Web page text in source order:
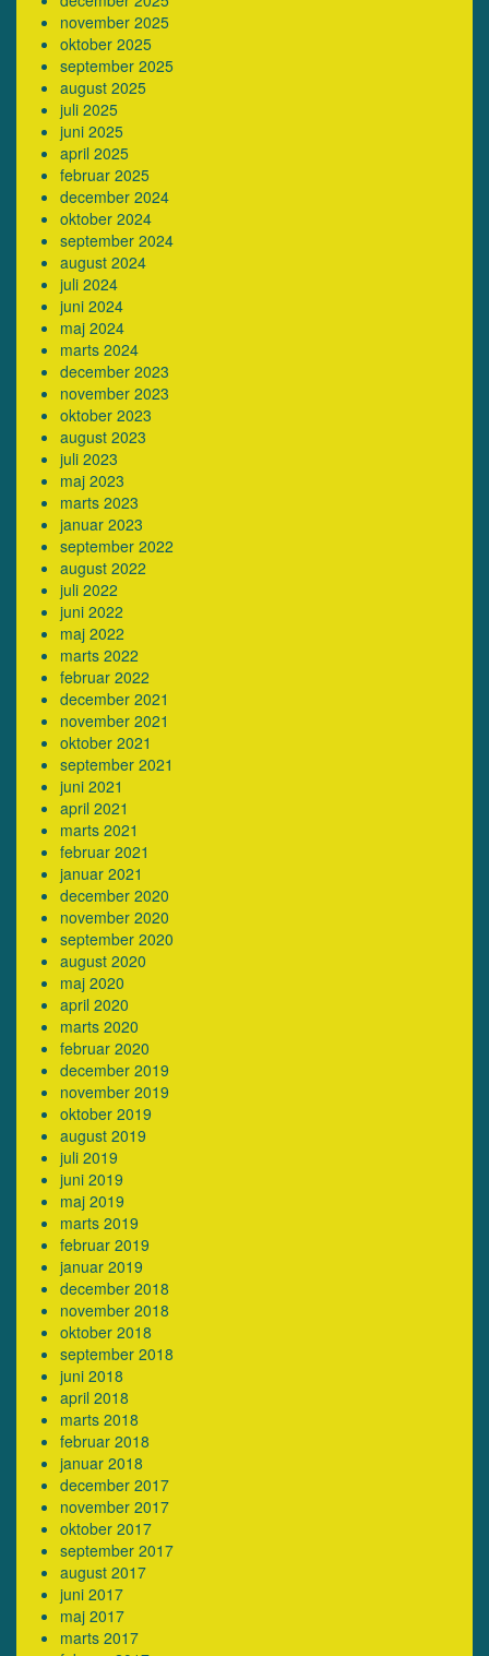
november 2025
oktober 2025
september 2025
august 2025
juli 2025
juni 2025
april 2025
februar 2025
december 2024
oktober 2024
september 2024
august 2024
juli 2024
juni 2024
maj 2024
marts 2024
december 2023
november 2023
oktober 2023
august 2023
juli 2023
maj 2023
marts 2023
januar 2023
september 2022
august 2022
juli 2022
juni 2022
maj 2022
marts 2022
februar 2022
december 2021
november 2021
oktober 2021
september 2021
juni 2021
april 2021
marts 2021
februar 2021
januar 2021
december 2020
november 2020
september 2020
august 2020
maj 2020
april 2020
marts 2020
februar 2020
december 2019
november 2019
oktober 2019
august 2019
juli 2019
juni 2019
maj 2019
marts 2019
februar 2019
januar 2019
december 2018
november 2018
oktober 2018
september 2018
juni 2018
april 2018
marts 2018
februar 2018
januar 2018
december 2017
november 2017
oktober 2017
september 2017
august 2017
juni 2017
maj 2017
marts 2017